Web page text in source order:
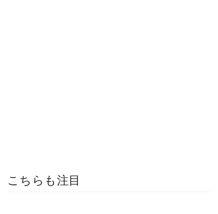
こちらも注目